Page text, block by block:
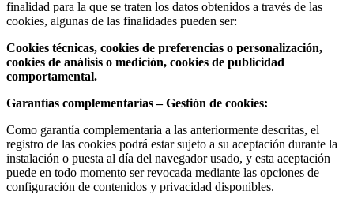
finalidad para la que se traten los datos obtenidos a través de las
cookies, algunas de las finalidades pueden ser:
Cookies técnicas, cookies de preferencias o personalización,
cookies de análisis o medición, cookies de publicidad
comportamental.
Garantías complementarias – Gestión de cookies:
Como garantía complementaria a las anteriormente descritas, el
registro de las cookies podrá estar sujeto a su aceptación durante la
instalación o puesta al día del navegador usado, y esta aceptación
puede en todo momento ser revocada mediante las opciones de
configuración de contenidos y privacidad disponibles.